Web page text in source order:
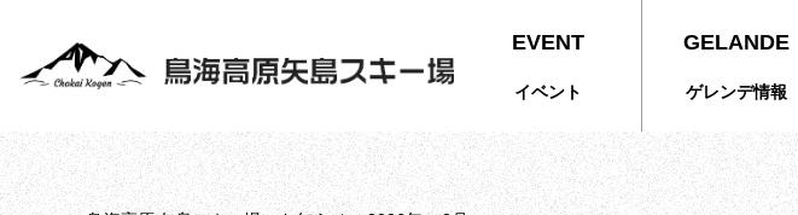
EVENT
イベント
GELANDE
ゲレンデ情報